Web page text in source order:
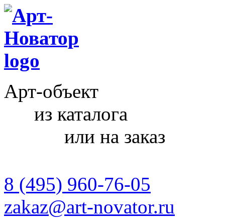
Арт-объект
из каталога
или на заказ
8 (495) 960-76-05
zakaz@art-novator.ru